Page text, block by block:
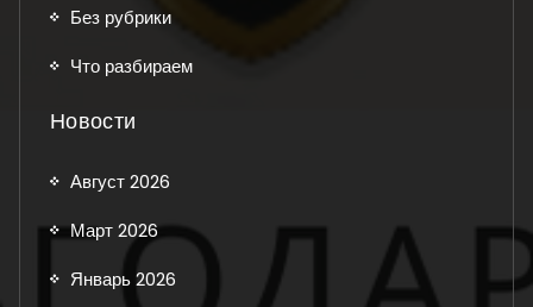
Без рубрики
Что разбираем
Новости
Август 2026
Март 2026
Январь 2026